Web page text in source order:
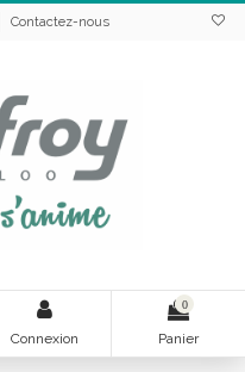
Contactez-nous
Connexion
0
Panier